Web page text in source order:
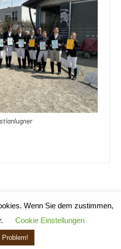
Wenn Sie dem zustimmen,
Cookie Einstellungen
Problem!